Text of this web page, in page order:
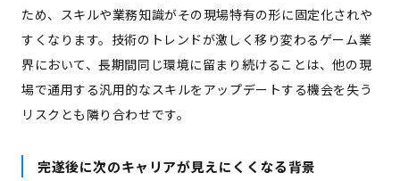
ため、スキルや業務知識がその現場特有の形に固定化されや
すくなります。技術のトレンドが激しく移り変わるゲーム業
界において、長期間同じ環境に留まり続けることは、他の現
場で通用する汎用的なスキルをアップデートする機会を失う
リスクとも隣り合わせです。
完遂後に次のキャリアが見えにくくなる背景